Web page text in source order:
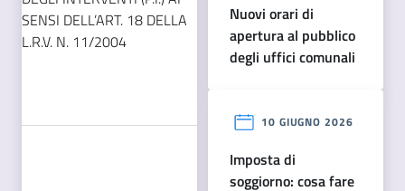
nuovi orari di
apertura al pubblico
degli uffici comunali
10 GIUGNO 2026
imposta di
soggiorno: cosa fare